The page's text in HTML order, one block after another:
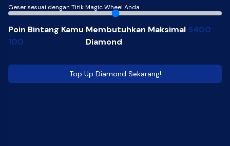
Geser sesuai dengan Titik Magic Wheel Anda
Poin Bintang Kamu
100
Membutuhkan Maksimal 5400
Diamond
Top Up Diamond Sekarang!